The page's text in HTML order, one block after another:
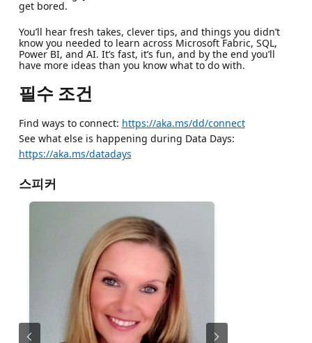
get bored.
You’ll hear fresh takes, clever tips, and things you didn’t
know you needed to learn across Microsoft Fabric, SQL,
Power BI, and AI. It’s fast, it’s fun, and by the end you’ll
have more ideas than you know what to do with.
필수 조건
Find ways to connect: https://aka.ms/dd/connect
See what else is happening during Data Days:
https://aka.ms/datadays
스피커